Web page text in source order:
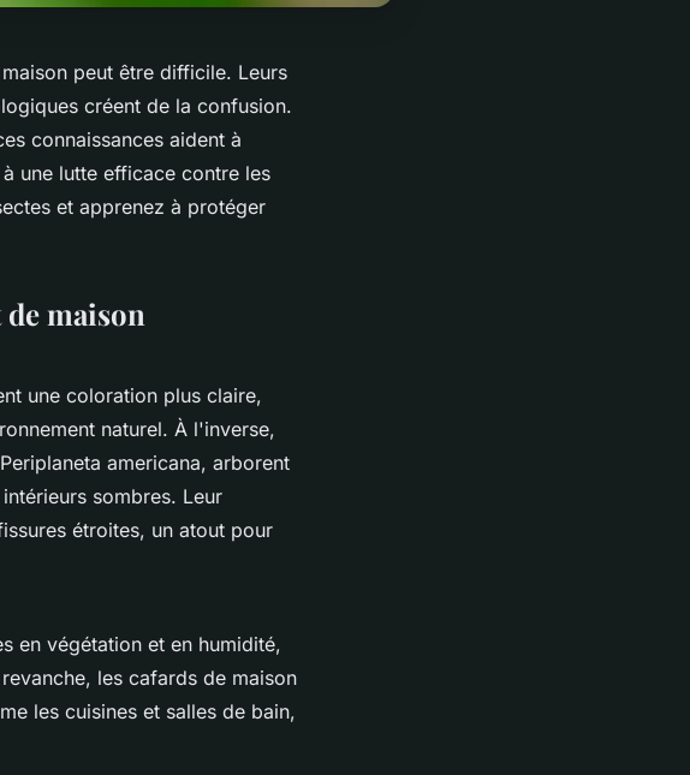
peut être difficile. Leurs
créent de la confusion.
connaissances aident à
une lutte efficace contre les
et apprenez à protéger
maison
une coloration plus claire,
naturel. À l'inverse,
americana, arborent
sombres. Leur
étroites, un atout pour
en végétation et en humidité,
les cafards de maison
les cuisines et salles de bain,